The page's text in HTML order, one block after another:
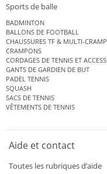
Sports de balle
BADMINTON
BALLONS DE FOOTBALL
CHAUSSURES TF & MULTI-
CRAMPONS
CORDAGES DE TENNIS ET
GANTS DE GARDIEN DE BUT
PADEL TENNIS
SQUASH
SACS DE TENNIS
VÊTEMENTS DE TENNIS
Aide et contact
Toutes les rubriques d’aide